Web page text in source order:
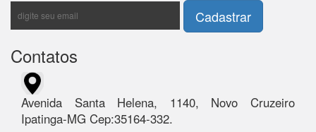
Contatos
Avenida Santa Helena, 1140, Novo Cruzeiro
Ipatinga-MG Cep:35164-332.